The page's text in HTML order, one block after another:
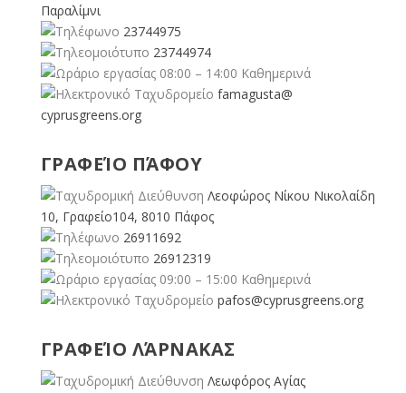
Παραλίμνι
23744975
23744974
08:00 – 14:00 Καθημερινά
famagusta@
cyprusgreens.org
ΓΡΑΦΕΊΟ ΠΆΦΟΥ
Λεοφώρος Νίκου Νικολαίδη
10, Γραφείο104, 8010 Πάφος
26911692
26912319
09:00 – 15:00 Καθημερινά
pafos@cyprusgreens.org
ΓΡΑΦΕΊΟ ΛΆΡΝΑΚΑΣ
Λεωφόρος Αγίας